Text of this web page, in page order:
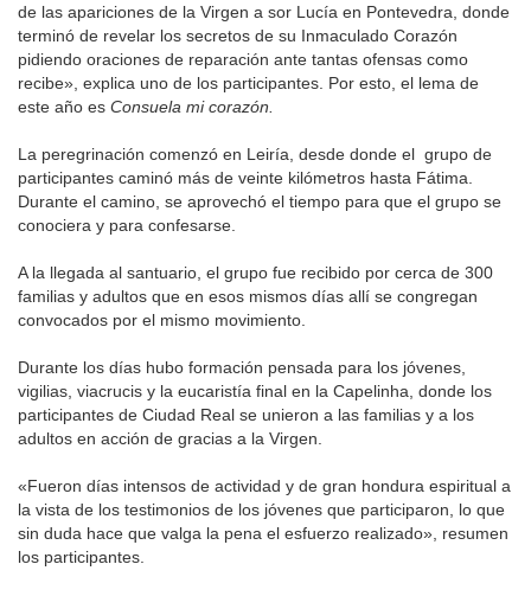
de las apariciones de la Virgen a sor Lucía en Pontevedra, donde
terminó de revelar los secretos de su Inmaculado Corazón
pidiendo oraciones de reparación ante tantas ofensas como
recibe», explica uno de los participantes. Por esto, el lema de
este año es Consuela mi corazón.
La peregrinación comenzó en Leiría, desde donde el grupo de
participantes caminó más de veinte kilómetros hasta Fátima.
Durante el camino, se aprovechó el tiempo para que el grupo se
conociera y para confesarse.
A la llegada al santuario, el grupo fue recibido por cerca de 300
familias y adultos que en esos mismos días allí se congregan
convocados por el mismo movimiento.
Durante los días hubo formación pensada para los jóvenes,
vigilias, viacrucis y la eucaristía final en la Capelinha, donde los
participantes de Ciudad Real se unieron a las familias y a los
adultos en acción de gracias a la Virgen.
«Fueron días intensos de actividad y de gran hondura espiritual a
la vista de los testimonios de los jóvenes que participaron, lo que
sin duda hace que valga la pena el esfuerzo realizado», resumen
los participantes.